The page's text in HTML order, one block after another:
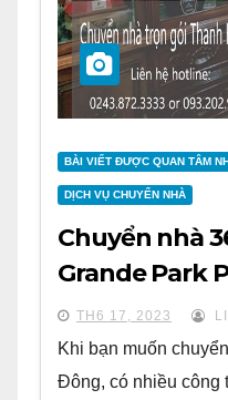
BÀI VIẾT ĐƯỢC QUAN TÂM
DỊCH VỤ CHUYỂN NHÀ
Chuyển nhà
Grande Park
TH6 17, 2023
Khi bạn muốn
Đông, có nhiều công